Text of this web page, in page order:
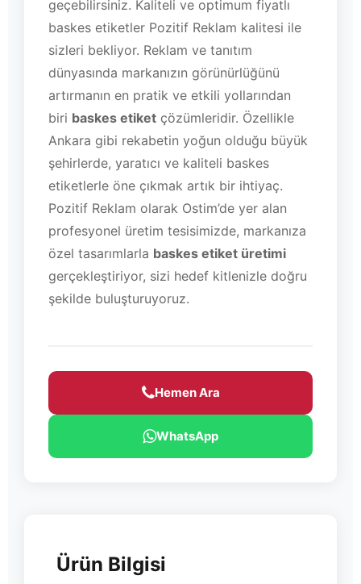
geçebilirsiniz. Kaliteli ve optimum fiyatlı
baskes etiketler Pozitif Reklam kalitesi ile
sizleri bekliyor. Reklam ve tanıtım
dünyasında markanızın görünürlüğünü
artırmanın en pratik ve etkili yollarından
biri baskes etiket çözümleridir. Özellikle
Ankara gibi rekabetin yoğun olduğu büyük
şehirlerde, yaratıcı ve kaliteli baskes
etiketlerle öne çıkmak artık bir ihtiyaç.
Pozitif Reklam olarak Ostim’de yer alan
profesyonel üretim tesisimizde, markanıza
özel tasarımlarla baskes etiket üretimi
gerçekleştiriyor, sizi hedef kitlenizle doğru
şekilde buluşturuyoruz.
Hemen Ara
WhatsApp
Ürün Bilgisi